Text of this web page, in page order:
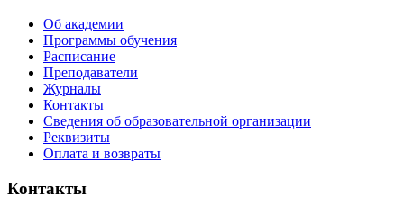
Об академии
Программы обучения
Расписание
Преподаватели
Журналы
Контакты
Сведения об образовательной организации
Реквизиты
Оплата и возвраты
Контакты